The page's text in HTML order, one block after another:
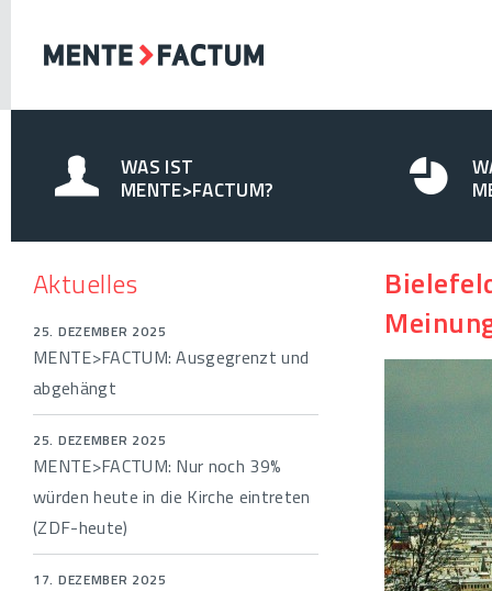
WAS IST
MENTE>FACTUM?
Aktuelles
25. DEZEMBER 2025
MENTE>FACTUM: Ausgegrenzt und
abgehängt
25. DEZEMBER 2025
MENTE>FACTUM: Nur noch 39%
würden heute in die Kirche eintreten
(ZDF-heute)
17. DEZEMBER 2025